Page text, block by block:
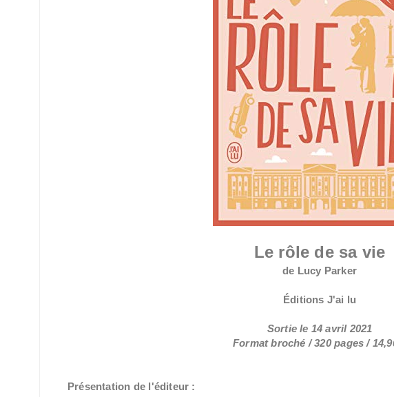
Le rôle de sa vie
de Lucy Parker
Éditions J'ai lu
Sortie le 14 avril 2021
Format broché / 320 pages /
Présentation de l'éditeur :